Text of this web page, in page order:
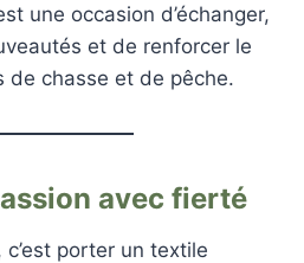
une occasion d’échanger,
et de renforcer le
de chasse et de pêche.
avec fierté
, c’est porter un textile